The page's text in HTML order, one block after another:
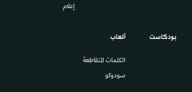
إعلام
بودكاست ألعاب
الكلمات المتقاطعة
سودوكو